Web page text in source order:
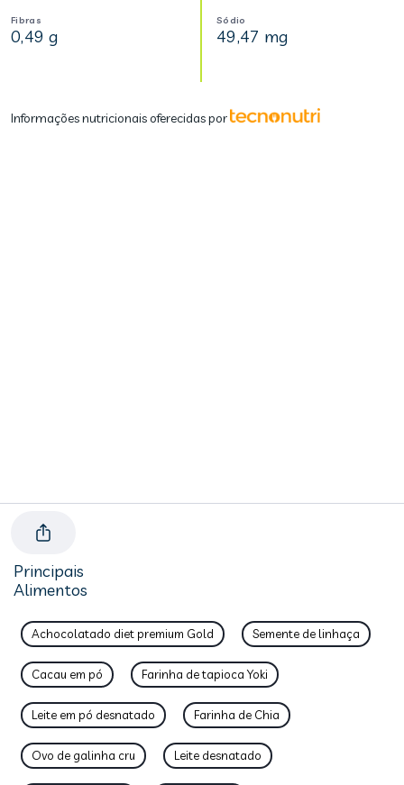
Fibras
0,49 g
Sódio
49,47 mg
Informações nutricionais oferecidas por
Principais
Alimentos
Achocolatado diet premium Gold Semente de linhaça
Cacau em pó Farinha de tapioca Yoki
Leite em pó desnatado Farinha de Chia
Ovo de galinha cru Leite desnatado